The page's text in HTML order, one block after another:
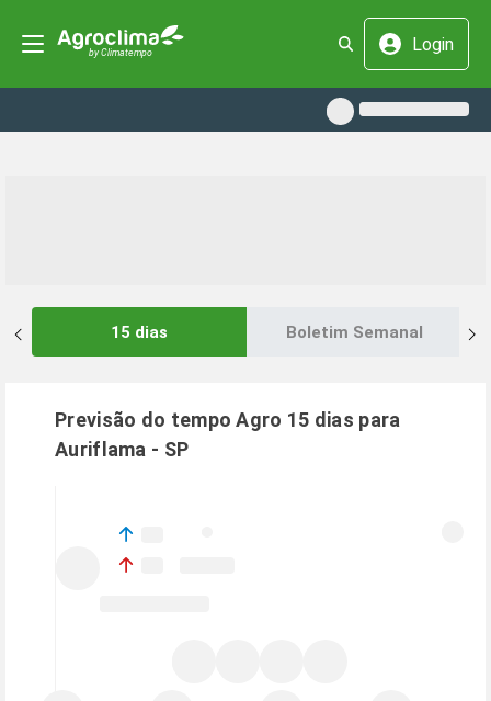
Login
15 dias Boletim Semanal
Previsão do tempo Agro 15 dias para
Auriflama - SP